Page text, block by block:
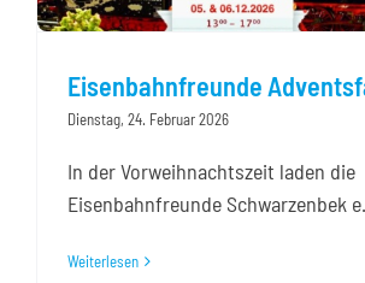
Eisenbahnfreunde
Dienstag, 24. Februar 2026
In der Vorweihnachtszeit laden die
Eisenbahnfreunde Schwarzenbek
Weiterlesen